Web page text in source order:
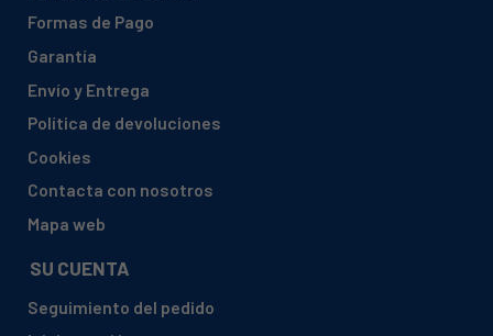
Formas de Pago
Garantía
Envío y Entrega
Política de devoluciones
Cookies
Contacta con nosotros
Mapa web
SU CUENTA
Seguimiento del pedido